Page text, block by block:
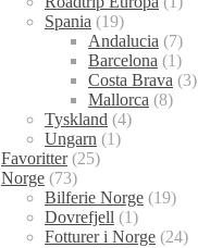
Spania (19)
Andalucia (7)
Barcelona (1)
Costa Brava (3)
Mallorca (8)
Tyskland (4)
Ungarn (1)
Favoritter(25)
Norge (73)
Bilferie Norge (19)
Dovrefjell (1)
Fotturer i Norge (24)